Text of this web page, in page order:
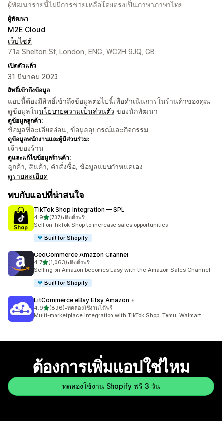
ผู้พัฒนารายนี้ไม่มีการช่วยเหลือโดยตรงเป็นภาษาภาษาไทย
ผู้พัฒนา
M2E Cloud
เว็บไซต์
71a Shelton St, London, ENG, WC2H 9JQ, GB
เปิดตัวแล้ว
31 มีนาคม 2023
สิทธิ์เข้าถึงข้อมูล
แอปนี้ต้องมีสิทธิ์เข้าถึงข้อมูลต่อไปนี้เพื่อดำเนินการในร้านค้าของคุณ
ดูข้อมูลในนโยบายความเป็นส่วนตัว ของนักพัฒนา
ดูข้อมูลลูกค้า:
ข้อมูลที่ละเอียดอ่อน, ข้อมูลอุปกรณ์และกิจกรรม
ดูข้อมูลพนักงานและผู้มีส่วนร่วม:
เจ้าของร้าน
ดูและแก้ไขข้อมูลร้านค้า:
ลูกค้า, สินค้า, คำสั่งซื้อ, ข้อมูลแบบกำหนดเอง
ดูรายละเอียด
พบกับแอปที่น่าสนใจ
TikTok Shop Integration — SPL
4.9เต็ม 5 ดาว
(737)
ทั้งหมด 737 รีวิว
•ติดตั้งฟรี
Sell on TikTok Shop to increase sales opportunities
Built for Shopify
CedCommerce Amazon Channel
4.7เต็ม 5 ดาว
(1,063)
ทั้งหมด 1063 รีวิว
•ติดตั้งฟรี
Selling on Amazon becomes Easy with the Amazon Sales Channel
Built for Shopify
LitCommerce eBay Etsy Amazon +
4.9เต็ม 5 ดาว
(896)
ทั้งหมด 896 รีวิว
•ทดลองใช้งานได้ฟรี
Multi-marketplace integration with TikTok Shop, Temu, Walmart
ต้องการเพิ่มแอปใช่ไหม
ทดลองใช้งาน Shopify ฟรี 3 วัน